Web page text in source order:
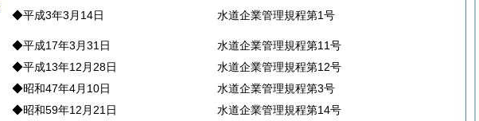
◆平成3年3月14日 水道企業管理規程第1号
◆平成17年3月31日
水道企業管理規程第11号
◆平成13年12月28日
水道企業管理規程第12号
◆昭和47年4月10日
水道企業管理規程第3号
◆昭和59年12月21日
水道企業管理規程第14号